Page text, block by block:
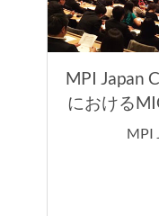
MPI Japan
における
光庁MICE
MPI